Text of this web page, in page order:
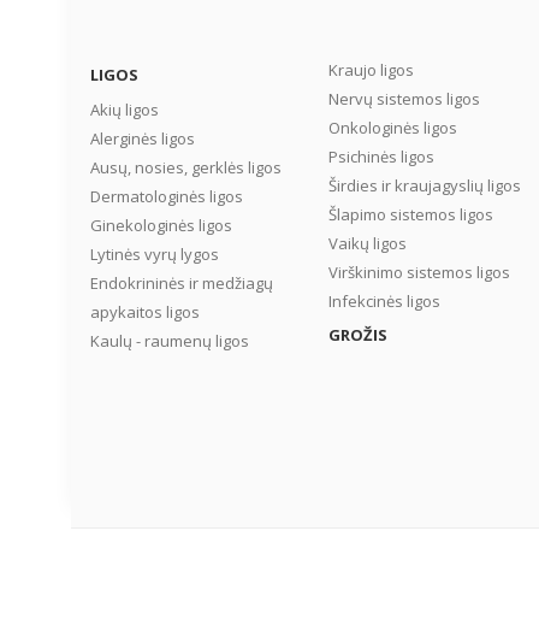
LIGOS
Akių ligos
Alerginės ligos
Ausų, nosies, gerklės ligos
Dermatologinės ligos
Ginekologinės ligos
Lytinės vyrų lygos
Endokrininės ir medžiagų
apykaitos ligos
Kaulų - raumenų ligos
Kraujo ligos
Nervų sistemos ligos
Onkologinės ligos
Psichinės ligos
Širdies ir kraujagyslių ligos
Šlapimo sistemos ligos
Vaikų ligos
Virškinimo sistemos ligos
Infekcinės ligos
GROŽIS